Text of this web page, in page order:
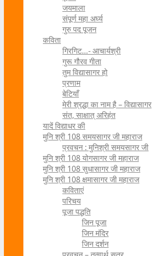
जयमाला
संपूर्ण महा अर्घ्य
गुरु पद पूजन
कविता
गिरगिट…- आचार्यश्री
गुरू गौरव गीता
तुम विद्यासागर हो
प्रणाम
बेटियाँ
मेरी श्रद्धा का नाम है – विद्यासागर
संत, साक्षात् अरिहंत
यादें विद्याधर की
मुनि श्री 108 समयसागर जी महाराज
प्रवचन : मुनिश्री समयसागर जी
मुनि श्री 108 योगसागर जी महाराज
मुनि श्री 108 सुधासागर जी महाराज
मुनि श्री 108 क्षमासागर जी महाराज
कविताएं
परिचय
पूजा पद्धति
जिन पूजा
जिन मंदिर
जिन दर्शन